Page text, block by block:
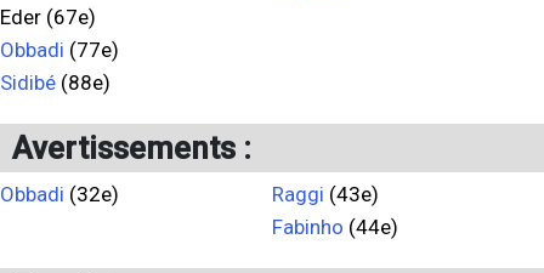
Eder (67e)
Obbadi (77e)
Sidibé (88e)
Avertissements :
Obbadi (32e) Raggi (43e)
Fabinho (44e)